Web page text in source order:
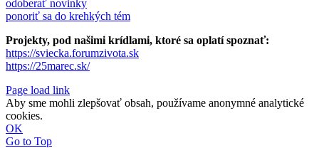
odoberať novinky
ponoriť sa do krehkých tém
Projekty, pod našimi krídlami, ktoré sa oplatí spoznať:
https://sviecka.forumzivota.sk
https://25marec.sk/
Page load link
Aby sme mohli zlepšovať obsah, používame anonymné analytické
cookies.
OK
Go to Top